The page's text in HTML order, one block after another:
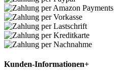
Kunden-Informationen+